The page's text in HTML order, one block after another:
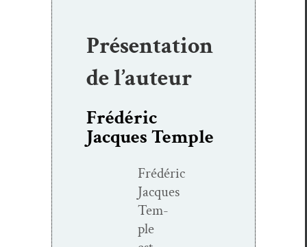
Présentation
de l’auteur
Frédéric
Jacques Temple
Frédéric
Jacques
Tem­
ple